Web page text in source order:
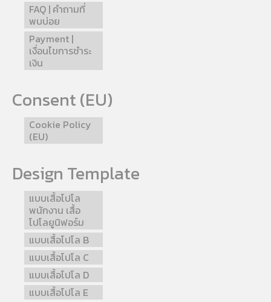
FAQ | คำถามที่
พบบ่อย
Payment |
เงื่อนไขการชำระ
เงิน
Consent (EU)
Cookie Policy
(EU)
Design Template
แบบเสื้อโปโล
พนักงาน เสื้อ
โปโลยูนิฟอร์ม
แบบเสื้อโปโล B
แบบเสื้อโปโล C
แบบเสื้อโปโล D
แบบเสื้อโปโล E